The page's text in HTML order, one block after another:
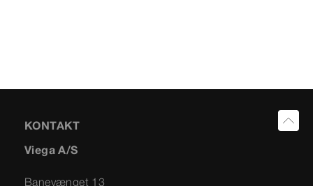
KONTAKT
Viega A/S
Banevænget 13